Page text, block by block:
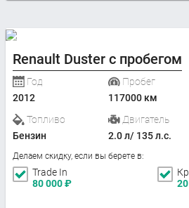
Renault Duster с пробегом
Год
2012
Пробег
117000 км
Топливо
Бензин
Двигатель
2.0 л/ 135 л.с.
Делаем скидку, если вы берете в:
Trade In
80 000₽